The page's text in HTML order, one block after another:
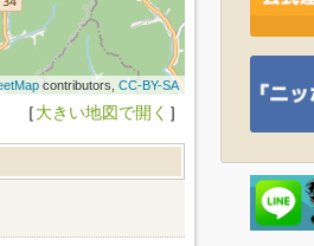
contributors, CC-BY-SA
［大きい地図で開く ］